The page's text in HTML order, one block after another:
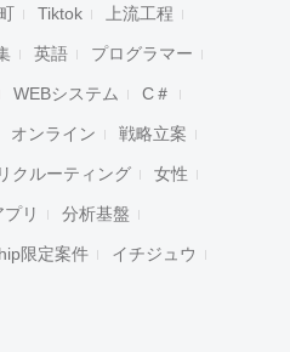
Tiktok 上流工程
英語 プログラマー
WEBシステム C＃
オンライン 戦略立案
リクルーティング 女性
リ 分析基盤
限定案件 イチジュウ